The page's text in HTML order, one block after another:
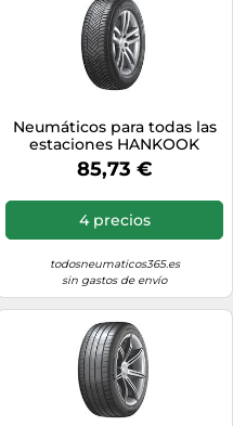
Neumáticos para todas las
estaciones HANKOOK
Kinergy 4S2 H750 225/40R18
XL 92Y
85,73 €
4 precios
todosneumaticos365.es
sin gastos de envío